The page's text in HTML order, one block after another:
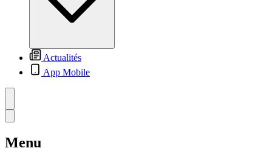
Actualités
App Mobile
Menu